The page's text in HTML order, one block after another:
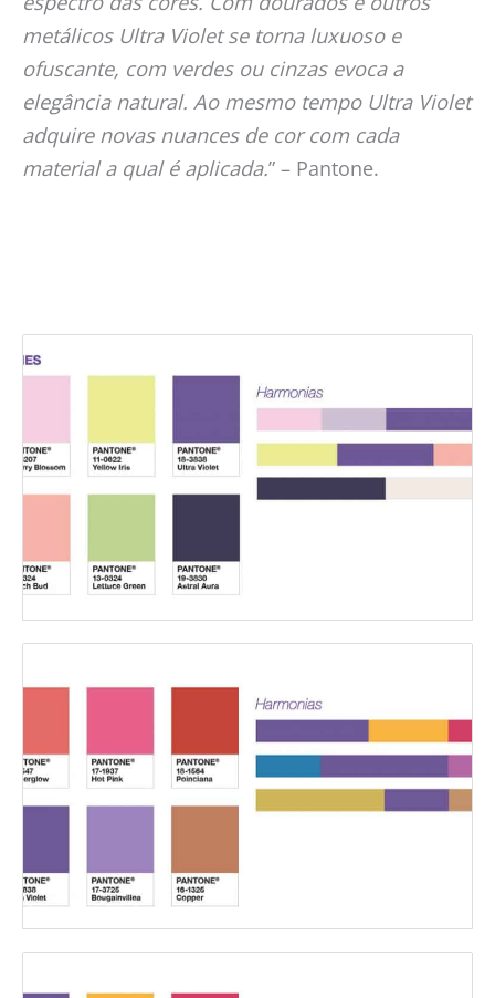
metálicos Ultra Violet se torna luxuoso e
ofuscante, com verdes ou cinzas evoca a
elegância natural. Ao mesmo tempo Ultra Violet
adquire novas nuances de cor com cada
material a qual é aplicada.” – Pantone.